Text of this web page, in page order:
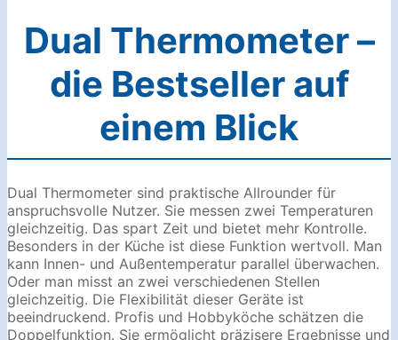
Dual Thermometer –
die Bestseller auf
einem Blick
Dual Thermometer sind praktische Allrounder für
anspruchsvolle Nutzer. Sie messen zwei Temperaturen
gleichzeitig. Das spart Zeit und bietet mehr Kontrolle.
Besonders in der Küche ist diese Funktion wertvoll. Man
kann Innen- und Außentemperatur parallel überwachen.
Oder man misst an zwei verschiedenen Stellen
gleichzeitig. Die Flexibilität dieser Geräte ist
beeindruckend. Profis und Hobbyköche schätzen die
Doppelfunktion. Sie ermöglicht präzisere Ergebnisse und